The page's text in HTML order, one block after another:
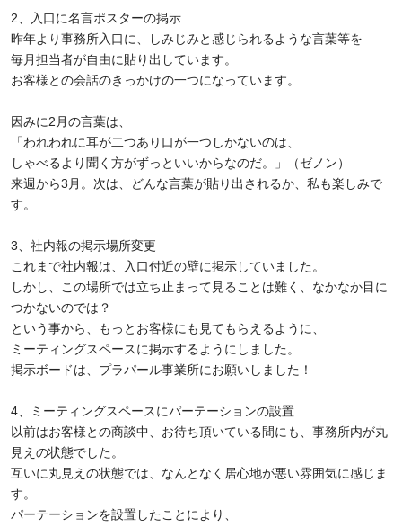
2、入口に名言ポスターの掲示
昨年より事務所入口に、しみじみと感じられるような言葉等を
毎月担当者が自由に貼り出しています。
お客様との会話のきっかけの一つになっています。
因みに2月の言葉は、
「われわれに耳が二つあり口が一つしかないのは、
しゃべるより聞く方がずっといいからなのだ。」（ゼノン）
来週から3月。次は、どんな言葉が貼り出されるか、私も楽しみで
す。
3、社内報の掲示場所変更
これまで社内報は、入口付近の壁に掲示していました。
しかし、この場所では立ち止まって見ることは難く、なかなか目に
つかないのでは？
という事から、もっとお客様にも見てもらえるように、
ミーティングスペースに掲示するようにしました。
掲示ボードは、プラパール事業所にお願いしました！
4、ミーティングスペースにパーテーションの設置
以前はお客様との商談中、お待ち頂いている間にも、事務所内が丸
見えの状態でした。
互いに丸見えの状態では、なんとなく居心地が悪い雰囲気に感じま
す。
パーテーションを設置したことにより、